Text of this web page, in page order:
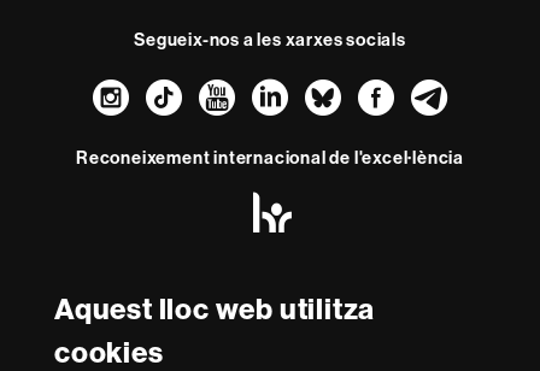
Aquest lloc web utilitza
cookies
Segueix-nos a les xarxes socials
Instagram
TikTokYouTube
LinkedIn
Bluesky
Reconeixement internacional de l'excel·lència
-
Euraxess
Amb el finançament de